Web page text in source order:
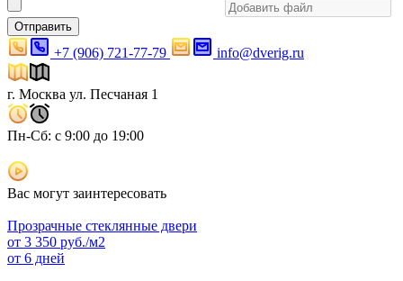
Отправить
+7 (906) 721-77-79 info@dverig.ru
г. Москва ул. Песчаная 1
Пн-Сб: с 9:00 до 19:00
Вас могут заинтересовать
Прозрачные стеклянные двери
от 3 350 руб./м2
от 6 дней